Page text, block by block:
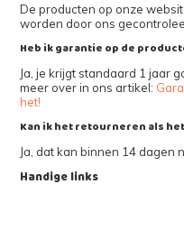
De producten op onze
worden door ons
Heb ik garantie op de
Ja, je krijgt standaard 1 jaar
meer over in ons artikel:
het!
Kan ik het retourneren als
Ja, dat kan binnen 14 dagen
Handige links